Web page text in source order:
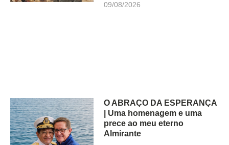
09/08/2026
O ABRAÇO DA ESPERANÇA
| Uma homenagem e uma
prece ao meu eterno
Almirante